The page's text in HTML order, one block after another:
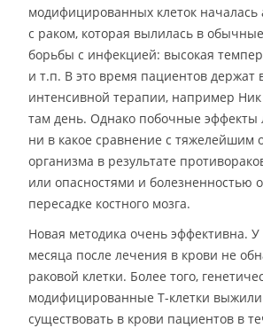
модифицированных клеток началась
с раком, которая вылилась в
борьбы с инфекцией: высокая
и т.п. В это время пациентов держат
интенсивной терапии, например
там день. Однако побочные эффекты
ни в какое сравнение с тяжелейшим
организма в результате
или опасностями и болезненностью
пересадке костного мозга.
Новая методика очень эффективна. У
месяца после лечения в крови не
раковой клетки. Более того,
модифицированные Т-клетки выжили
существовать в крови пациентов в